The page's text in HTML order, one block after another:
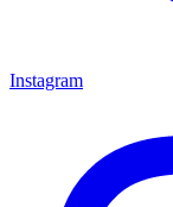
Instagram